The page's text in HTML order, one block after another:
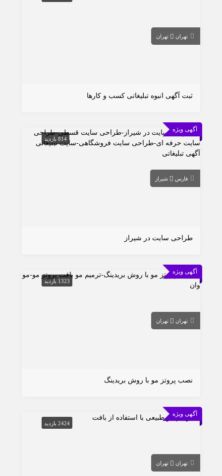
تهران تهران
ثبت آگهی انبوه تبلیغاتی کسب و کارها
آگهی ویژه
814 بازدید
فارس شیراز
طراحی سایت در شیراز
آگهی ویژه
1323 بازدید
تهران تهران
نصب پروتز مو با روش بریدینگ
آگهی ویژه
2424 بازدید
تهران تهران